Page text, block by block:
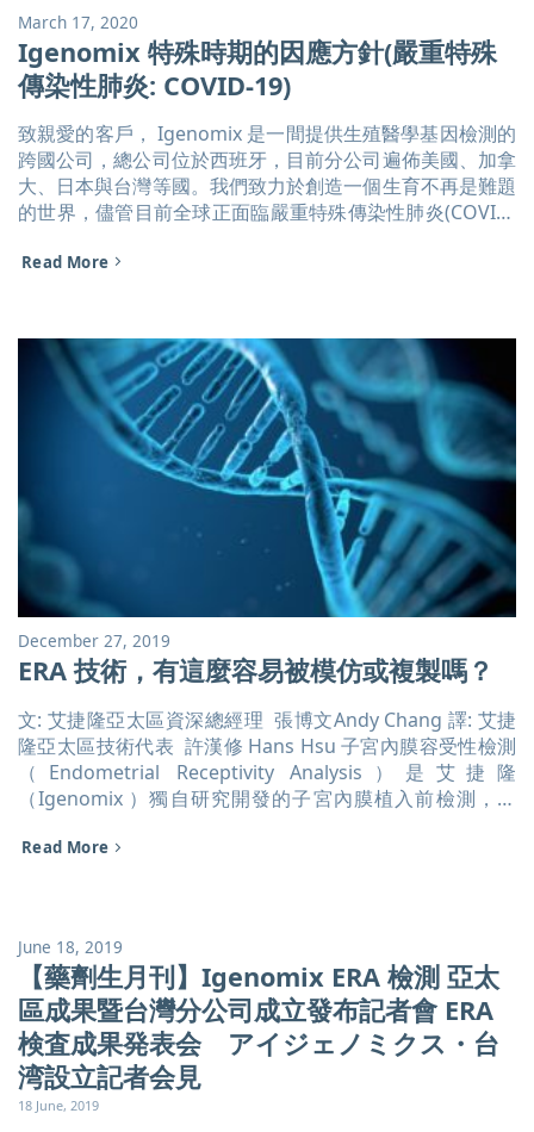
March 17, 2020
Igenomix 特殊時期的因應方針(嚴重特殊
傳染性肺炎: COVID-19)
致親愛的客戶， Igenomix 是一間提供生殖醫學基因檢測的
跨國公司，總公司位於西班牙，目前分公司遍佈美國、加拿
大、日本與台灣等國。我們致力於創造一個生育不再是難題
的世界，儘管目前全球正面臨嚴重特殊傳染性肺炎(COVID-
這個時期之下，不管是醫學人員、病患，或是Igenomix 員
取代跨國會議等，以減少對員工、客戶和患者健康的潛在影
響。 截至2020年3月17日為止，我們全球23個實驗室的450
名員工，包含美國、西班牙、台灣等，都如常運作中。儘管
面對疾病威脅，每個實驗室仍在繼續履行我們的使命－提供
專業的檢測服務，以協助醫師提供專業諮詢、並幫助更多備
孕夫妻圓夢。 目前的狀況並不妨礙國內與跨國物流公司的
業務，因此我們向您保證，Igenomix團隊正在盡一切可能
繼續為您提供服務，並最小化疾病帶來的影響。 如果您有
任何問題，請不吝聯繫Igenomix台灣艾捷隆團隊，我們將
隨時為您更新最新消息。 台灣艾捷隆服務專線 Email:
servicetaiwan@igenomix.com TEL: 02-2697-1737 FAX:
02-2697-1739 [...]
Read More
December 27, 2019
ERA 技術，有這麼容易被模仿或複製嗎？
文: 艾捷隆亞太區資深總經理 張博文Andy Chang 譯: 艾捷
隆亞太區技術代表 許漢修 Hans Hsu 子宮內膜容受性檢測
（Endometrial Receptivity Analysis）是艾捷隆
（Igenomix ）獨自研究開發的子宮內膜植入前檢測，自
稱的「ERXX」或「XXRA」的其他檢測，且有越來越多的趨
Read More
June 18, 2019
【藥劑生月刊】Igenomix ERA 檢測 亞太
區成果暨台灣分公司成立發布記者會 ERA
検査成果発表会 アイジェノミクス・台
湾設立記者会見
18 June, 2019